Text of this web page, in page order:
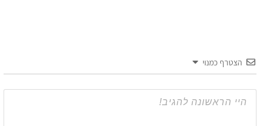
הצטרף כמנוי